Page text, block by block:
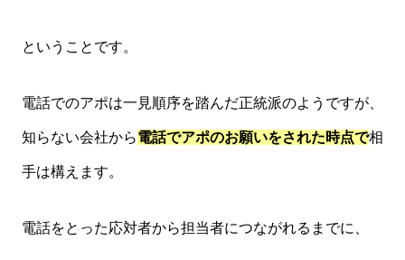
ということです。
電話でのアポは一見順序を踏んだ正統派のようですが、
知らない会社から電話でアポのお願いをされた時点で相
手は構えます。
電話をとった応対者から担当者につながれるまでに、